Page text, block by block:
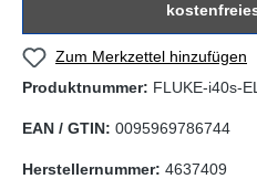
Zum Merkzettel hinzufügen
Produktnummer: FLUKE-i40s-
EAN / GTIN: 0095969786744
Herstellernummer: 4637409